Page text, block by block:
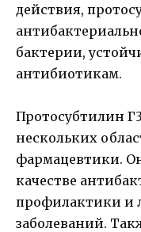
действия,
бактерии,
антибиотикам.
Протосубтилин
нескольких
фармацевтики.
качестве
профилактики и
заболеваний.